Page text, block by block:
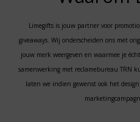
Limegifts is jouw partner voor
giveaways. Wij onderscheiden ons met
jouw merk weergeven en waarmee je
samenwerking met reclamebureau TRN
laten we indien gewenst ook het